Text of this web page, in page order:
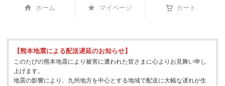
ホーム マイページ カート
【熊本地震による配送遅延のお知らせ】
このたびの熊本地震により被害に遭われた皆さまに心よりお見舞い申し
上げます。
地震の影響により、九州地方を中心とする地域で配送に大幅な遅れが生